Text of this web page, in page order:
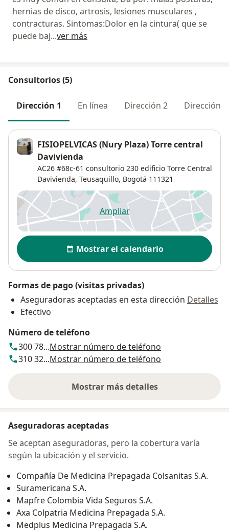
hernias de disco, artrosis, lesiones musculares ,
contracturas. Sintomas:Dolor en la cintura( que se
puede baj...ver más
Consultorios (5)
Dirección 1 En línea Dirección 2 Dirección 3
FISIOPELVICAS (Nury Plaza) Torre central
Davivienda
AC26 #68c-61 consultorio 230 edificio Torre Central
Davivienda, Teusaquillo, Bogotá 111321
Ampliarse abre en una nueva
Disponibilidad
Mostrar el calendario
Formas de pago (visitas privadas)
Aseguradoras aceptadas en esta dirección Detalles
Efectivo
Número de teléfono
300 78...Mostrar número de teléfono
310 32...Mostrar número de teléfono
Mostrar más detalles
sobre la dirección
Aseguradoras aceptadas
Se aceptan aseguradoras, pero la cobertura varía
según la ubicación y el servicio.
Compañía De Medicina Prepagada Colsanitas S.A.
Suramericana S.A.
Mapfre Colombia Vida Seguros S.A.
Axa Colpatria Medicina Prepagada S.A.
Medplus Medicina Prepagada S.A.